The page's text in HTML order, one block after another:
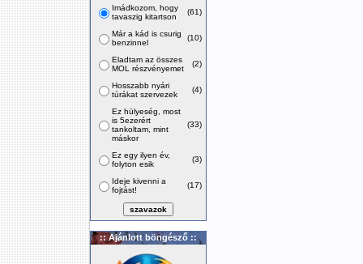
Imádkozom, hogy
tavaszig kitartson
(61)
Már a kád is csurig
benzinnel
(10)
Eladtam az összes
MOL részvényemet
(2)
Hosszabb nyári
túrákat szervezek
(4)
Ez hülyeség, most
is 5ezerért
tankoltam, mint
máskor
(33)
Ez egy ilyen év,
folyton esik
(3)
Ideje kivenni a
fojtást!
(17)
:: Ajánlott böngésző ::